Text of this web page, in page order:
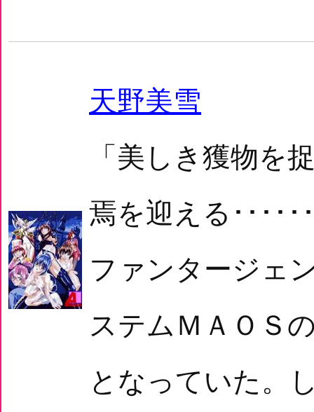
天野美雪
「美しき獲物を
焉を迎える････
ファンタージェ
ステムＭＡＯＳ
となっていた。